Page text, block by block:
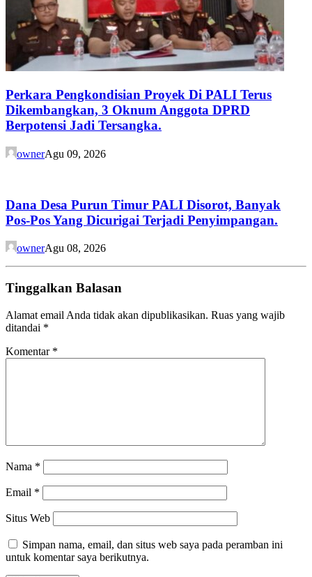
Perkara Pengkondisian Proyek Di PALI Terus
Dikembangkan, 3 Oknum Anggota DPRD
Berpotensi Jadi Tersangka.
ownerAgu 09, 2026
Dana Desa Purun Timur PALI Disorot, Banyak
Pos-Pos Yang Dicurigai Terjadi Penyimpangan.
ownerAgu 08, 2026
Tinggalkan Balasan
Alamat email Anda tidak akan dipublikasikan. Ruas yang wajib
ditandai *
Komentar *
Nama *
Email *
Situs Web
Simpan nama, email, dan situs web saya pada peramban ini
untuk komentar saya berikutnya.